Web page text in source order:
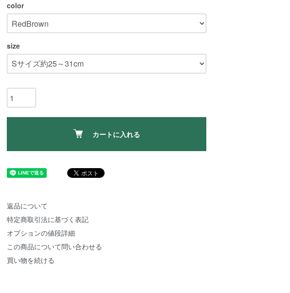
color
size
カートに入れる
返品について
特定商取引法に基づく表記
オプションの値段詳細
この商品について問い合わせる
買い物を続ける